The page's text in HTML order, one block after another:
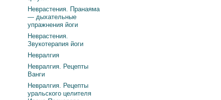
Неврастения. Пранаяма
— дыхательные
упражнения йоги
Неврастения.
Звукотерапия йоги
Невралгия
Невралгия. Рецепты
Ванги
Невралгия. Рецепты
уральского целителя